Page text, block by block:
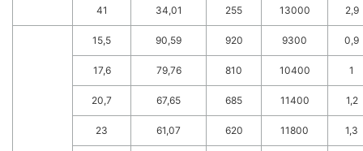
41 34,01 255 13000 2,9
15,5 90,59 920 9300 0,9
17,6 79,76 810 10400 1
20,7 67,65 685 11400 1,2
23 61,07 620 11800 1,3